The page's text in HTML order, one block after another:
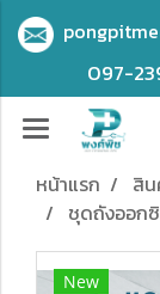
097-
หน้าแรก สิ
ชุดถังออก
New